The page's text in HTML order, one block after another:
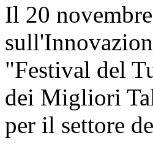
Il 20
"Festival del
dei Migliori
per il settore